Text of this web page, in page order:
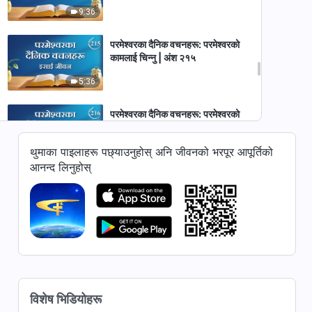
9:36
5:36
परमेश्‍वरका दैनिक वचनहरू: परमेश्‍वरको
कामलाई चिन्‍नु | अंश २१५
13:41
परमेश्‍वरका दैनिक वचनहरू: परमेश्‍वरको
5:47
परमेश्‍वरका दैनिक वचनहरू: परमेश्‍वरको
कामलाई चिन्‍नु | अंश २१७
परमेश्‍वरका दैनिक वचनहरू: परमेश्‍वरको
थुमाका पाइलाहरू पछ्याउनुहोस् अनि जीवनको भरपूर आपूर्तिको
आनन्द लिनुहोस्
विशेष भिडियोहरू